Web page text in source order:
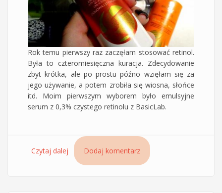
Rok temu pierwszy raz zaczęłam stosować retinol.
Była to czteromiesięczna kuracja. Zdecydowanie
zbyt krótka, ale po prostu późno wzięłam się za
jego używanie, a potem zrobiła się wiosna, słońce
itd. Moim pierwszym wyborem było emulsyjne
serum z 0,3% czystego retinolu z BasicLab.
Czytaj dalej wpis Retinol – substancja, która uratowała mi
cerę. Działanie antystarzeniowe i
Dodaj komentarz